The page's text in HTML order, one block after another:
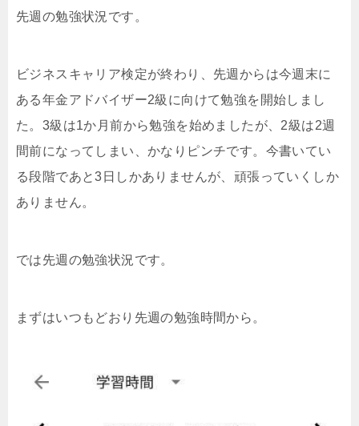
先週の勉強状況です。
ビジネスキャリア検定が終わり、先週からは今週末に
ある年金アドバイザー2級に向けて勉強を開始しまし
た。3級は1か月前から勉強を始めましたが、2級は2週
間前になってしまい、かなりピンチです。今書いてい
る段階であと3日しかありませんが、頑張っていくしか
ありません。
では先週の勉強状況です。
まずはいつもどおり先週の勉強時間から。